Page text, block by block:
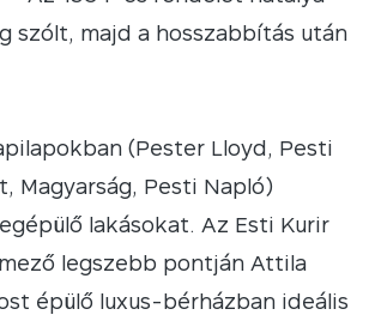
szólt, majd a hosszabbítás után
(Pester Lloyd, Pesti
Magyarság, Pesti Napló)
lakásokat. Az Esti Kurir
legszebb pontján Attila
épülő luxus-bérházban ideális